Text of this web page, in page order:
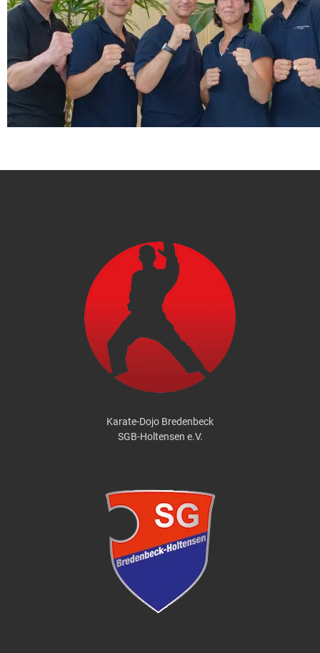
Karate-Dojo Bredenbeck
SGB-Holtensen e.V.